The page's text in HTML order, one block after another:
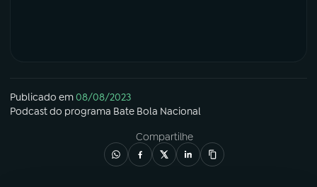
Publicado em08/08/2023
Podcastdo programa Bate Bola Nacional
Compartilhe